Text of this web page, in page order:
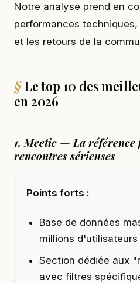
Notre analyse prend en
performances
et les retours de la
Le top 10 des
en 2026
1. Meetic — La
rencontres sérieuses
Points forts :
Base de données
millions d'utilisateurs
Section dédiée aux
avec filtres